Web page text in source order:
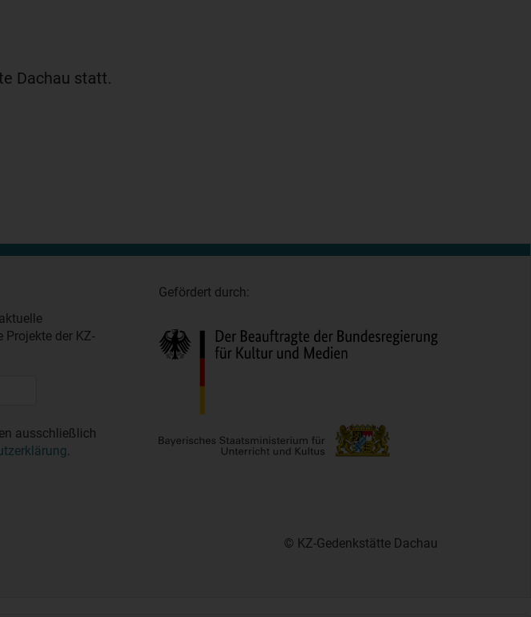
Dachau statt.
Projekte der KZ-
ausschließlich
.
Gefördert durch:
© KZ-Gedenkstätte Dachau